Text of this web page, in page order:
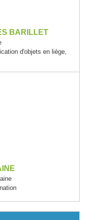
BARILLET
d'objets en liège,